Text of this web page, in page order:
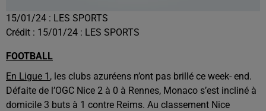
15/01/24 : LES SPORTS
Crédit : 15/01/24 : LES SPORTS
FOOTBALL
En Ligue 1 , les clubs azuréens n’ont pas brillé ce week- end.
Défaite de l’OGC Nice 2 à 0 à Rennes, Monaco s’est incliné à
domicile 3 buts à 1 contre Reims. Au classement Nice